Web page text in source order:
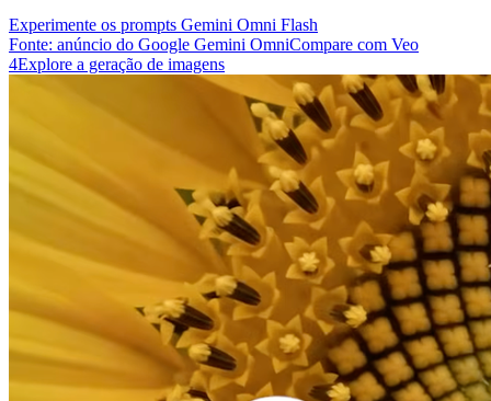
Experimente os prompts Gemini Omni Flash
Fonte: anúncio do Google Gemini OmniCompare com Veo
4Explore a geração de imagens